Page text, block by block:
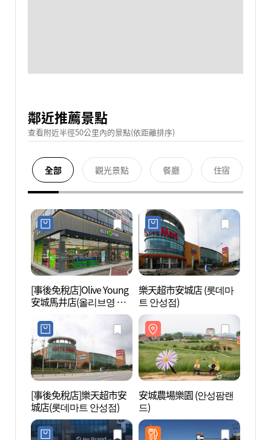
鄰近推薦景點
查看附近半徑50公里內的景點(依距離排序)
全部 觀光景點 餐廳 住宿
[事後免稅店]Olive Young
安城馬井店(올리브영 안
樂天超市安城店 (롯데마
트 안성점)
[事後免稅店]樂天超市安
城店(롯데마트 안성점)
安城農場樂園 (안성팜랜
드)